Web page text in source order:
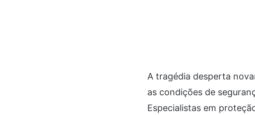
A tragédia desperta
as condições de
Especialistas em